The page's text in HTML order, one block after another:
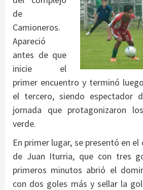
de
Camioneros.
Apareció
antes de que
inicie el
primer encuentro y terminó
el tercero, siendo espectador
jornada que protagonizaron
verde.
En primer lugar, se presentó en
de Juan Iturria, que con tres
primeros minutos abrió el
con dos goles más y sellar la